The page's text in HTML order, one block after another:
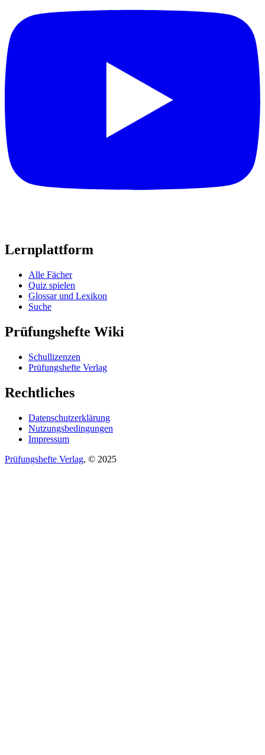
Lernplattform
Alle Fächer
Quiz spielen
Glossar und Lexikon
Suche
Prüfungshefte Wiki
Schullizenzen
Prüfungshefte Verlag
Rechtliches
Datenschutzerklärung
Nutzungsbedingungen
Impressum
Prüfungshefte Verlag, © 2025